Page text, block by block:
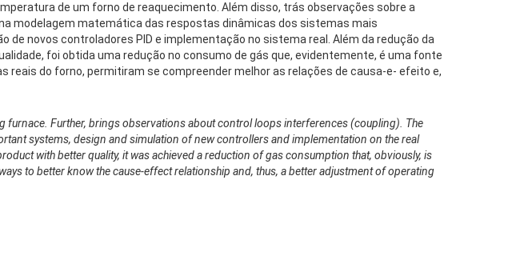
de um forno de reaquecimento. Além disso, trás observações sobre a
modelagem matemática das respostas dinâmicas dos sistemas mais
novos controladores PID e implementação no sistema real. Além da redução da
foi obtida uma redução no consumo de gás que, evidentemente, é uma fonte
reais do forno, permitiram se compreender melhor as relações de causa-e- efeito e,
Further, brings observations about control loops interferences (coupling). The
systems, design and simulation of new controllers and implementation on the real
with better quality, it was achieved a reduction of gas consumption that, obviously, is
to better know the cause-effect relationship and, thus, a better adjustment of operating